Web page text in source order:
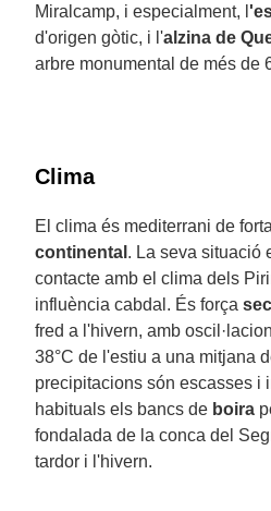
Miralcamp, i especialment, l
d'origen gòtic, i l'alzina de
arbre monumental de més de
Clima
El clima és mediterrani de
continental . La seva situació
contacte amb el clima dels
influència cabdal. És força
fred a l'hivern, amb
38°C de l'estiu a una mitjana
precipitacions són escasses i
habituals els bancs de boira
fondalada de la conca del
tardor i l'hivern.